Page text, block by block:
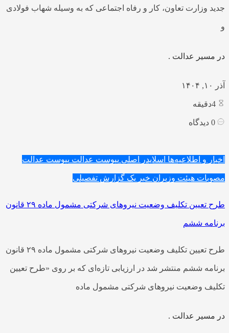
جدید وزارت تعاون، کار و رفاه اجتماعی که به وسیله شهاب فولادی
و
در مسیر عدالت .
آذر ۱۰, ۱۴۰۴
دقیقه
دیدگاه
اخبار و اطلاعیه‌ها اسلایدر اصلی پیوست عدالت پیوست عدالت
مصوبات هیئت وزیران خبر یک گزارش تفصیلی
طرح تعیین تکلیف وضعیت نیروهای شرکتی مشمول ماده ۲۹ قانون
برنامه ششم
طرح تعیین تکلیف وضعیت نیروهای شرکتی مشمول ماده ۲۹ قانون
برنامه ششم منتشر شد در ارزیابی تازه‌ای که بر روی «طرح تعیین
تکلیف وضعیت نیروهای شرکتی مشمول ماده
در مسیر عدالت .